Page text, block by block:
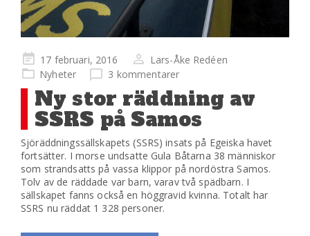
Publicerad
på
17 februari, 2016
Lars-Åke Redéen
Nyheter
3 kommentarer
Ny stor räddning av
SSRS på Samos
Sjöräddningssällskapets (SSRS) insats på Egeiska havet
fortsätter. I morse undsatte Gula Båtarna 38 människor
som strandsatts på vassa klippor på nordöstra Samos.
Tolv av de räddade var barn, varav två spädbarn. I
sällskapet fanns också en höggravid kvinna. Totalt har
SSRS nu räddat 1 328 personer.